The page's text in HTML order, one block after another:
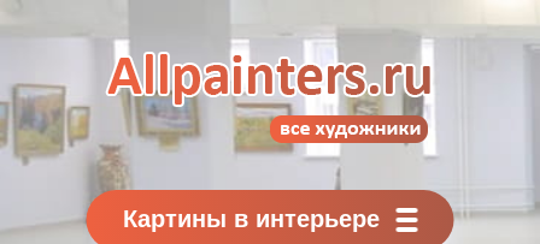
Картины классиков
и современников
Картины в интерьере